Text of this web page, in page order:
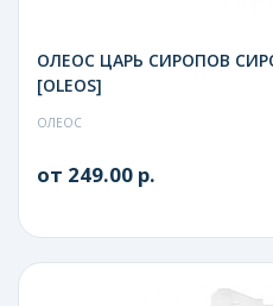
ОЛЕОС ЦАРЬ СИРОПОВ
[OLEOS]
ОЛЕОС
от 249.00 р.